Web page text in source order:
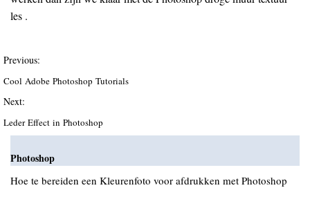
les .
Previous:
Cool Adobe Photoshop Tutorials
Next:
Leder Effect in Photoshop
Photoshop
Hoe te bereiden een Kleurenfoto voor afdrukken met Photoshop